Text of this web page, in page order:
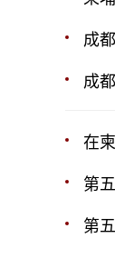
成
成
在
第
第